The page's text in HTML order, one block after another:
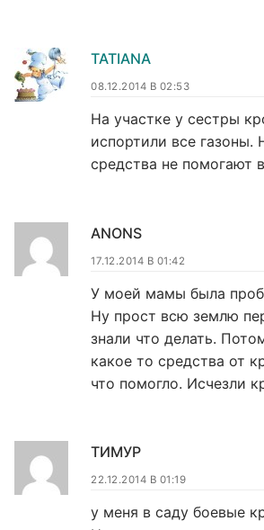
TATIANA
08.12.2014 В 02:53
На участке у сестры
испортили все газоны.
средства не помогают
ANONS
17.12.2014 В 01:42
У моей мамы была
Ну прост всю землю
знали что делать.
какое то средства от
что помогло. Исчезли
ТИМУР
22.12.2014 В 01:19
у меня в саду боевые